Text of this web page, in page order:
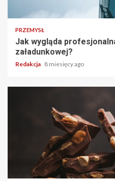
PRZEMYSŁ
Jak wygląda
załadunkowej?
Redakcja 8 miesięcy ago